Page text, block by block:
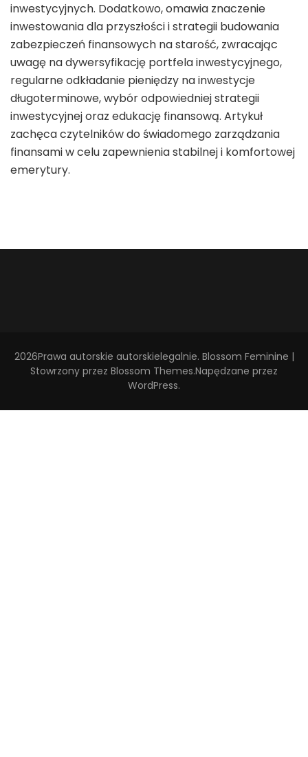
inwestycyjnych. Dodatkowo, omawia znaczenie
inwestowania dla przyszłości i strategii budowania
zabezpieczeń finansowych na starość, zwracając
uwagę na dywersyfikację portfela inwestycyjnego,
regularne odkładanie pieniędzy na inwestycje
długoterminowe, wybór odpowiedniej strategii
inwestycyjnej oraz edukację finansową. Artykuł
zachęca czytelników do świadomego zarządzania
finansami w celu zapewnienia stabilnej i komfortowej
emerytury.
2026Prawa autorskie autorskielegalnie. Blossom Feminine |
Stowrzony przez Blossom Themes.Napędzane przez
WordPress.